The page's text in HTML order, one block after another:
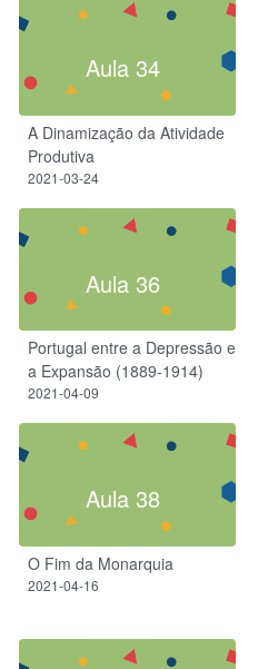
Aula 34
A Dinamização da Atividade
Produtiva
2021-03-24
Aula 36
Portugal entre a Depressão e
a Expansão (1889-1914)
2021-04-09
Aula 38
O Fim da Monarquia
2021-04-16